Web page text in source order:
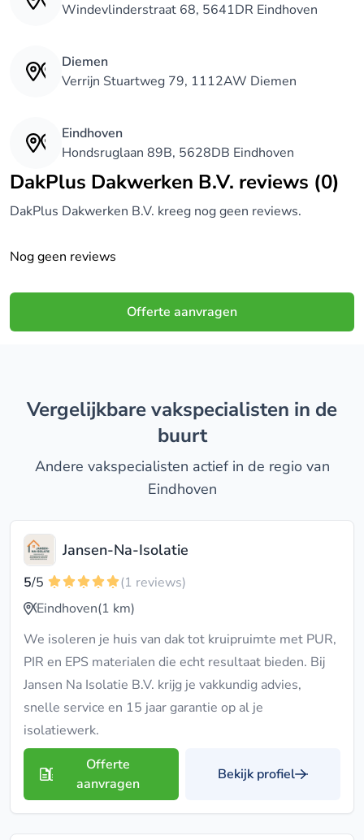
Windevlinderstraat 68, 5641DR Eindhoven
Diemen
Verrijn Stuartweg 79, 1112AW Diemen
Eindhoven
Hondsruglaan 89B, 5628DB Eindhoven
DakPlus Dakwerken B.V. reviews (0)
DakPlus Dakwerken B.V. kreeg nog geen reviews.
Nog geen reviews
Offerte aanvragen
Vergelijkbare vakspecialisten in de
buurt
Andere vakspecialisten actief in de regio van
Eindhoven
Jansen-Na-Isolatie
5/5
(1 reviews)
Eindhoven(1 km)
We isoleren je huis van dak tot kruipruimte met PUR,
PIR en EPS materialen die echt resultaat bieden. Bij
Jansen Na Isolatie B.V. krijg je vakkundig advies,
snelle service en 15 jaar garantie op al je
isolatiewerk.
Offerte
aanvragen
Bekijk profiel